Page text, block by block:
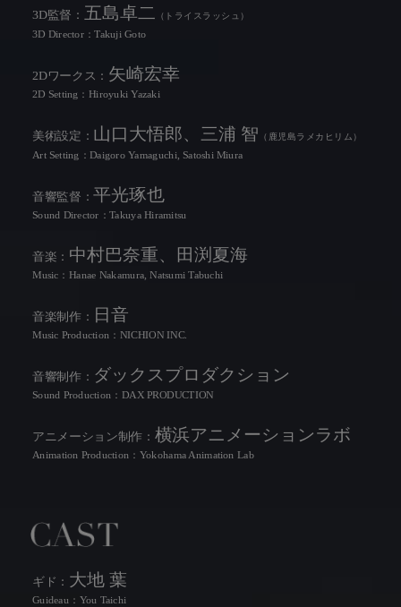
NEWS
INTRODUCTION
3D監督： 五島卓二 （トライスラッシュ）
3D Director：Takuji Goto
2Dワークス： 矢崎宏幸
2D Setting：Hiroyuki Yazaki
美術設定： 山口大悟郎、三浦 智 （鹿児島ラメカヒリム）
Art Setting：Daigoro Yamaguchi, Satoshi Miura
音響監督：平光琢也
Sound Director：Takuya Hiramitsu
音楽： 中村巴奈重、田渕夏海
Music：Hanae Nakamura, Natsumi Tabuchi
音楽制作： 日音
Music Production：NICHION INC.
音響制作： ダックスプロダクション
Sound Production：DAX PRODUCTION
アニメーション制作： 横浜アニメーションラボ
Animation Production：Yokohama Animation Lab
ギド： 大地 葉
Guideau：You Taichi